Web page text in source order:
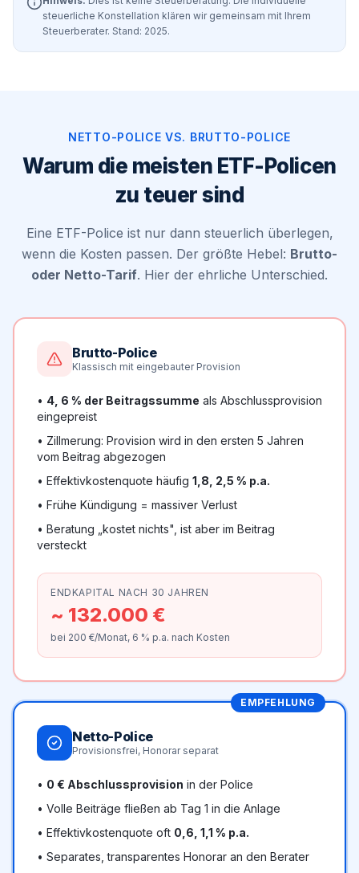
steuerliche Konstellation klären wir gemeinsam mit Ihrem
Steuerberater. Stand: 2025.
NETTO-POLICE VS. BRUTTO-POLICE
Warum die meisten ETF-Policen
zu teuer sind
Eine ETF-Police ist nur dann steuerlich überlegen,
wenn die Kosten passen. Der größte Hebel: Brutto-
oder Netto-Tarif. Hier der ehrliche Unterschied.
Brutto-Police
Klassisch mit eingebauter Provision
• 4, 6 % der Beitragssumme als Abschlussprovision
eingepreist
• Zillmerung: Provision wird in den ersten 5 Jahren
vom Beitrag abgezogen
• Effektivkostenquote häufig 1,8, 2,5 % p.a.
• Frühe Kündigung = massiver Verlust
• Beratung „kostet nichts", ist aber im Beitrag
versteckt
ENDKAPITAL NACH 30 JAHREN
~ 132.000 €
bei 200 €/Monat, 6 % p.a. nach Kosten
EMPFEHLUNG
Netto-Police
Provisionsfrei, Honorar separat
• 0 € Abschlussprovision in der Police
• Volle Beiträge fließen ab Tag 1 in die Anlage
• Effektivkostenquote oft 0,6, 1,1 % p.a.
• Separates, transparentes Honorar an den Berater